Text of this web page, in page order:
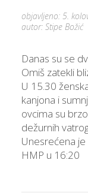
objavljeno: 5.
autor: Stipe Božić
Danas su se
Omiš zatekli
U 15.30
kanjona i
ovcima su
dežurnih
Unesrećena
HMP u 16:20